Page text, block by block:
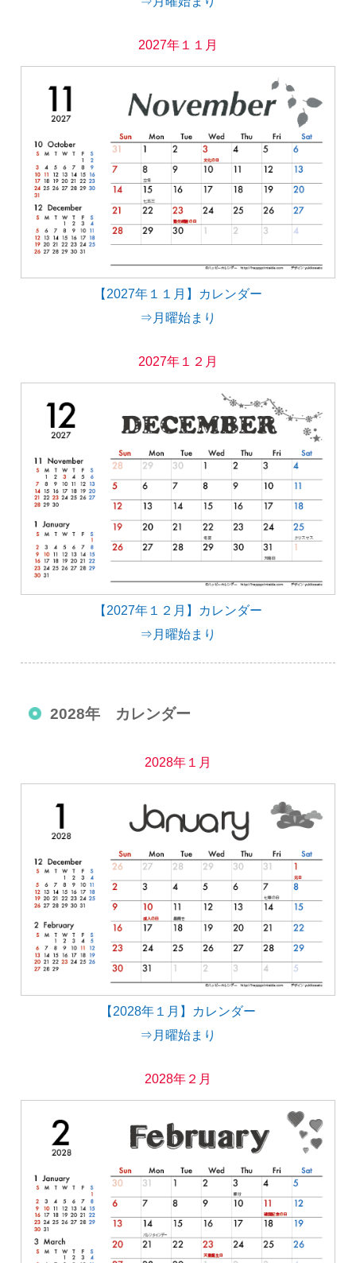
2027年１１月
【2027年１１月】カレンダー
⇒月曜始まり
2027年１２月
【2027年１２月】カレンダー
⇒月曜始まり
2028年 カレンダー
2028年１月
【2028年１月】カレンダー
⇒月曜始まり
2028年２月